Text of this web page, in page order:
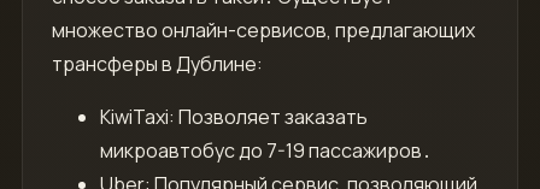
множество онлайн-сервисов, предлагающих
трансферы в Дублине:
KiwiTaxi: Позволяет заказать
микроавтобус до 7-19 пассажиров․